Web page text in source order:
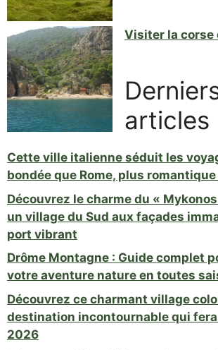
Visiter la corse
articles
Cette ville italienne séduit les
bondée que Rome, plus
Découvrez le charme du « Mykonos
un village du Sud aux façades
port vibrant
Drôme Montagne : Guide complet
votre aventure nature en toutes
Découvrez ce charmant village
destination incontournable qui
2026